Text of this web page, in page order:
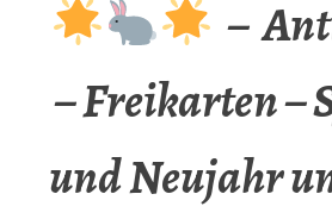
–
– Freikarten –
und Neujahr